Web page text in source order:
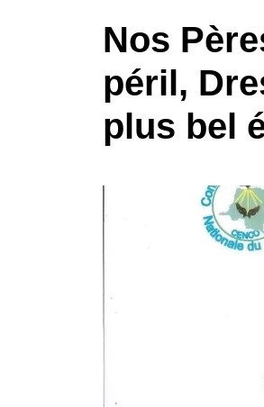
Nos
péril,
plus bel